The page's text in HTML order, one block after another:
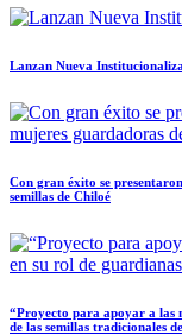
Lanzan Nueva
Con gran éxito se
semillas de Chiloé
“Proyecto para apoyar a las
de las semillas tradicionales